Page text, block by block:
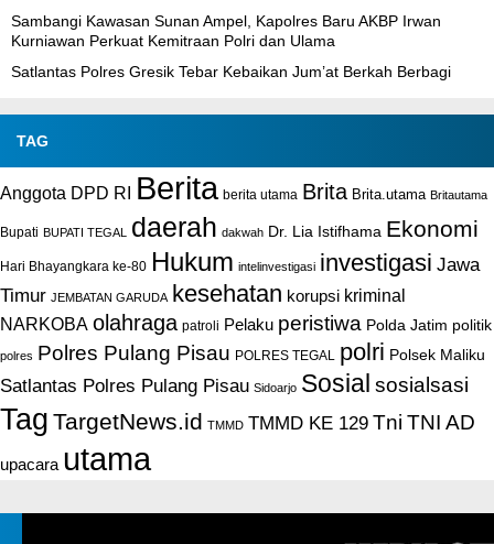
Sambangi Kawasan Sunan Ampel, Kapolres Baru AKBP Irwan
Kurniawan Perkuat Kemitraan Polri dan Ulama
Satlantas Polres Gresik Tebar Kebaikan Jum’at Berkah Berbagi
TAG
Anggota DPD RI Berita berita utama Brita Brita.utama Britautama
Bupati BUPATI TEGAL daerah dakwah Dr. Lia Istifhama Ekonomi
Hari Bhayangkara ke-80 Hukum intelinvestigasi investigasi Jawa
Timur JEMBATAN GARUDA kesehatan korupsi kriminal
NARKOBA olahraga patroli Pelaku peristiwa Polda Jatim politik
polres Polres Pulang Pisau POLRES TEGAL polri Polsek Maliku
Satlantas Polres Pulang Pisau Sidoarjo Sosial sosialsasi
Tag TargetNews.id TMMD TMMD KE 129 Tni TNI AD
upacara utama